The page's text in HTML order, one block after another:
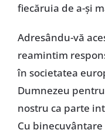
fiecăruia de a-și
Adresându-vă
reamintim
în societatea
Dumnezeu
nostru ca parte
Cu